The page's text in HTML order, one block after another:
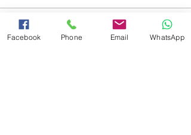
המכירה הסתיימה
Facebook Phone Email WhatsApp